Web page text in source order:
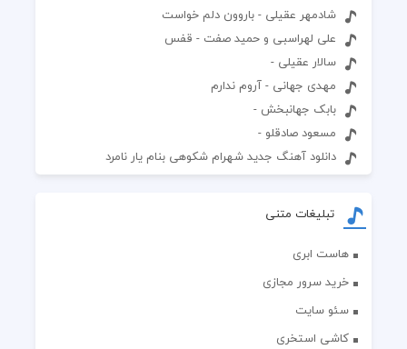
شادمهر عقیلی - باروون دلم خواست
علی لهراسبی و حمید صفت - قفس
سالار عقیلی -
مهدی جهانی - آروم ندارم
بابک جهانبخش -
مسعود صادقلو -
دانلود آهنگ جدید شهرام شکوهی بنام یار نامرد
تبلیغات متنی
هاست ابری
خرید سرور مجازی
سئو سایت
کاشی استخری